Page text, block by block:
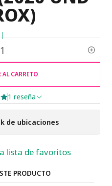
|
AL CARRITO
1 reseña
de ubicaciones
lista de favoritos
PRODUCTO